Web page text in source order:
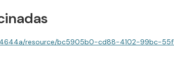
cd88-4102-99bc-55f1ba1ae163/download/dicionario-de-